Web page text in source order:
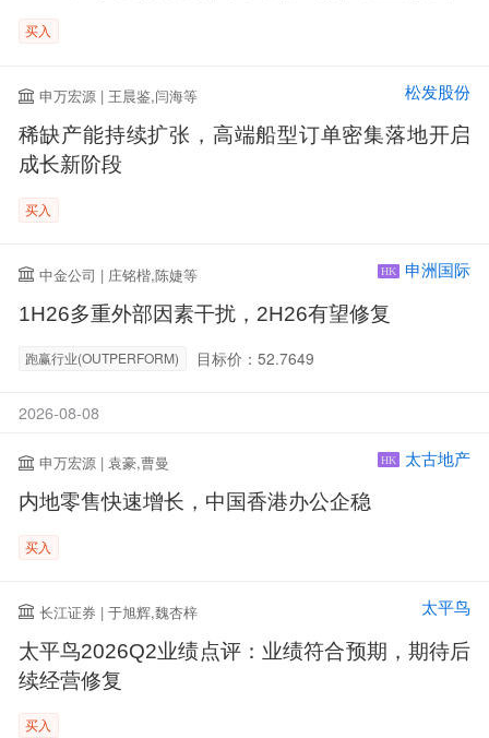
买入
申万宏源 | 王晨鉴,闫海等 松发股份
稀缺产能持续扩张，高端船型订单密集落地开启
成长新阶段
买入
中金公司 | 庄铭楷,陈婕等 HK 申洲国际
1H26多重外部因素干扰，2H26有望修复
跑赢行业(OUTPERFORM) 目标价：52.7649
2026-08-08
申万宏源 | 袁豪,曹曼 HK 太古地产
内地零售快速增长，中国香港办公企稳
买入
长江证券 | 于旭辉,魏杏梓 太平鸟
太平鸟2026Q2业绩点评：业绩符合预期，期待后
续经营修复
买入